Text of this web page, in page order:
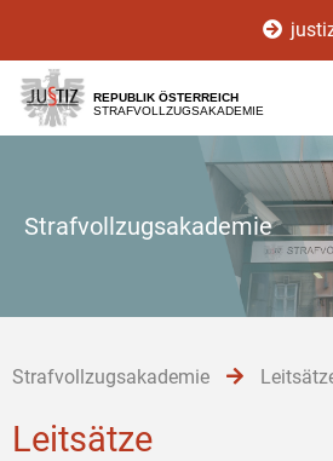
[1]
[2]
[3]
REPUBLIK ÖSTERREICH
STRAFVOLLZUGSAKADEMIE
Strafvollzugsakademie
Strafvollzugsakademie
Leitsätze